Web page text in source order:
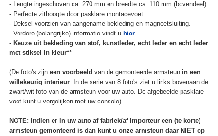
- Lengte ingeschoven ca. 270 mm en breedte ca. 110 mm (bovendeel).
- Perfecte zithoogte door pasklare montagevoet.
- Deksel voorzien van aangename bekleding en magneetsluiting.
- Verdere (belangrijke) informatie vindt u hier.
- Keuze uit bekleding van stof, kunstleder, echt leder en echt leder
met stiksel in kleur**
(De foto's zijn een voorbeeld van de gemonteerde armsteun in een
willekeurig interieur. In de serie van 8 foto's ziet u links bovenaan de
zwart/wit foto van de armsteun voor uw auto. De afgebeelde pasklare
voet kunt u vergelijken met uw console).
NOTE: Indien er in uw auto af fabriek/af importeur een (te korte)
armsteun gemonteerd is dan kunt u onze armsteun daar NIET op